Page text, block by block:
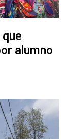
alumno